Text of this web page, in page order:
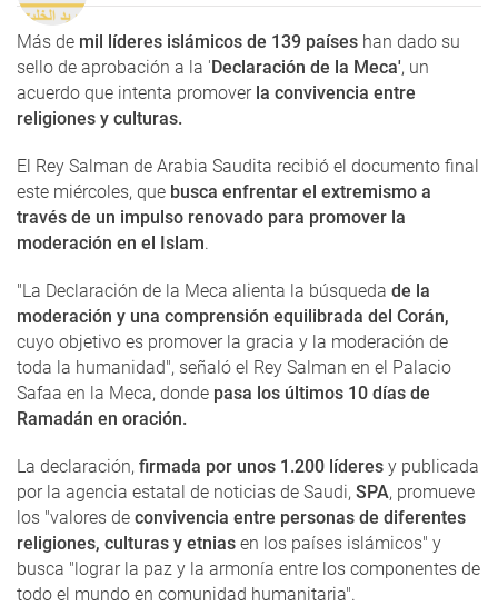
Más de mil líderes islámicos de 139 países han dado su
sello de aprobación a la 'Declaración de la Meca', un
acuerdo que intenta promoverla convivencia entre
religiones y culturas.
El Rey Salman de Arabia Saudita recibió el documento final
este miércoles, que busca enfrentar el extremismo a
través de un impulso renovado para promover la
moderación en el Islam.
"La Declaración de la Meca alienta la búsqueda de la
moderación y una comprensión equilibrada del Corán,
cuyo objetivo es promover la gracia y la moderación de
toda la humanidad", señaló el Rey Salman en el Palacio
Safaa en la Meca, donde pasa los últimos 10 días de
Ramadán en oración.
La declaración, firmada por unos 1.200 líderes y publicada
por la agencia estatal de noticias de Saudi, SPA, promueve
los "valores de convivencia entre personas de diferentes
religiones, culturas y etnias en los países islámicos" y
busca "lograr la paz y la armonía entre los componentes de
todo el mundo en comunidad humanitaria".